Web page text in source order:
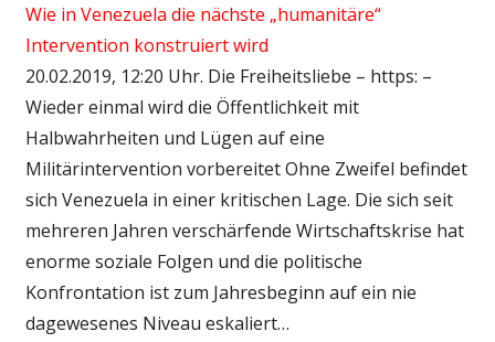
Wie in Venezuela die nächste „humanitäre“
Intervention konstruiert wird
20.02.2019, 12:20 Uhr. Die Freiheitsliebe – https: –
Wieder einmal wird die Öffentlichkeit mit
Halbwahrheiten und Lügen auf eine
Militärintervention vorbereitet Ohne Zweifel befindet
sich Venezuela in einer kritischen Lage. Die sich seit
mehreren Jahren verschärfende Wirtschaftskrise hat
enorme soziale Folgen und die politische
Konfrontation ist zum Jahresbeginn auf ein nie
dagewesenes Niveau eskaliert…